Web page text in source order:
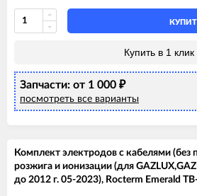
Купить в 1 клик
Запчасти: от 1 000 ₽
посмотреть все варианты
Комплект электродов с кабелями (без
розжига и ионизации (для
до 2012 г. 05-2023), Rocterm Emerald